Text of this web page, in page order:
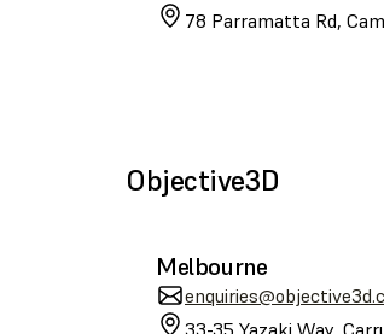
78 Parramatta Rd,
Objective3D
Melbourne
33-35 Yazaki Way,